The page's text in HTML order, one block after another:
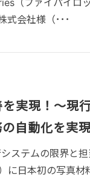
（ファイパイロ
式会社様（･･･
実現！～現
自動化を実
ステムの限界と
に日本初の写真材